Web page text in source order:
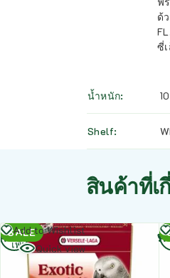
ด้
ซี่
น้ำหนัก
Shelf
สินค้าที่เ
SALE
Add to Wishlist
Quick view
อ่าน
เพิ่ม